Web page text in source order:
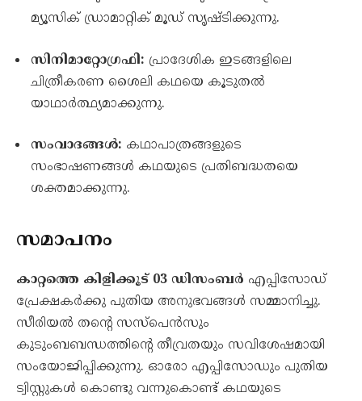
മ്യൂസിക് ഡ്രാമാറ്റിക് മൂഡ് സൃഷ്ടിക്കുന്നു.
സിനിമാറ്റോഗ്രഫി: പ്രാദേശിക ഇടങ്ങളിലെ
ചിത്രീകരണ ശൈലി കഥയെ കൂടുതൽ
യാഥാർത്ഥ്യമാക്കുന്നു.
സംവാദങ്ങൾ: കഥാപാത്രങ്ങളുടെ
സംഭാഷണങ്ങൾ കഥയുടെ പ്രതിബദ്ധതയെ
ശക്തമാക്കുന്നു.
സമാപനം
കാറ്റത്തെ കിളിക്കൂട് 03 ഡിസംബർ എപ്പിസോഡ്
പ്രേക്ഷകർക്കു പുതിയ അനുഭവങ്ങൾ സമ്മാനിച്ചു.
സീരിയൽ തന്റെ സസ്പെൻസും
കുടുംബബന്ധത്തിന്റെ തീവ്രതയും സവിശേഷമായി
സംയോജിപ്പിക്കുന്നു. ഓരോ എപ്പിസോഡും പുതിയ
ട്വിസ്റ്റുകൾ കൊണ്ടു വന്നുകൊണ്ട് കഥയുടെ